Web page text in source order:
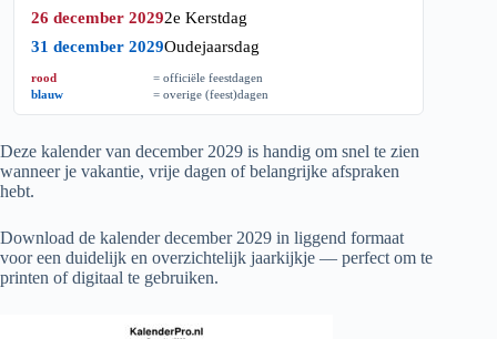
26 december 20292e Kerstdag
31 december 2029Oudejaarsdag
rood
= officiële feestdagen
blauw
= overige (feest)dagen
Deze kalender van december 2029 is handig om snel te zien
wanneer je vakantie, vrije dagen of belangrijke afspraken
hebt.
Download de kalender december 2029 in liggend formaat
voor een duidelijk en overzichtelijk jaarkijkje — perfect om te
printen of digitaal te gebruiken.